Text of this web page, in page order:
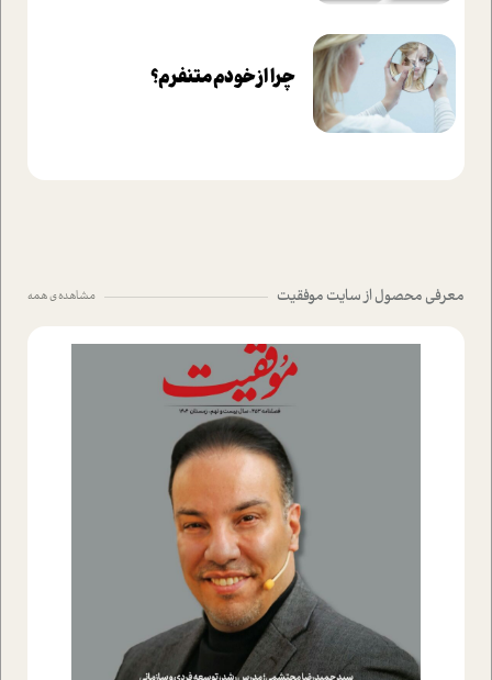
چرا از خودم متنفرم؟
معرفی محصول از سایت موفقیت مشاهده ی همه